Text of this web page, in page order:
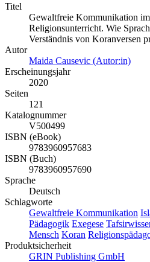
Titel
Gewaltfreie Kommunikation
Religionsunterricht. Wie
Verständnis von Koranversen
Autor
Maida Causevic (Autor:in)
Erscheinungsjahr
2020
Seiten
121
Katalognummer
V500499
ISBN (eBook)
9783960957683
ISBN (Buch)
9783960957690
Sprache
Deutsch
Schlagworte
Gewaltfreie Kommunikation
Pädagogik Exegese
Mensch Koran
Produktsicherheit
GRIN Publishing GmbH